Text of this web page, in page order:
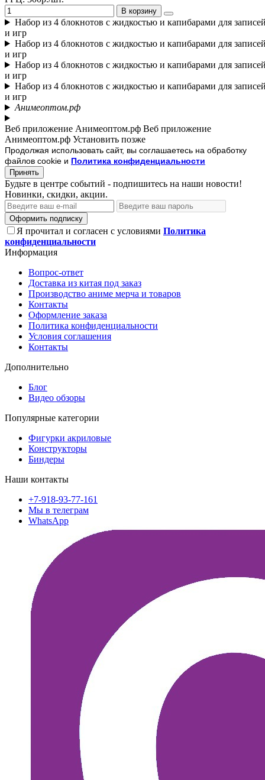
В корзину
Набор из 4 блокнотов с жидкостью и капибарами для
и игр
Набор из 4 блокнотов с жидкостью и капибарами для
и игр
Набор из 4 блокнотов с жидкостью и капибарами для
и игр
Набор из 4 блокнотов с жидкостью и капибарами для
и игр
Анимеоптом.рф
Веб приложение Анимеоптом.рф Веб приложение
Анимеоптом.рф Установить позже
Продолжая использовать сайт, вы соглашаетесь на обработку
файлов cookie и Политика конфиденциальности
Принять
Будьте в центре событий - подпишитесь на наши новости!
Новинки, скидки, акции.
Оформить подписку
Я прочитал и согласен с условиями Политика
конфиденциальности
Информация
Вопрос-ответ
Доставка из китая под заказ
Производство аниме мерча и товаров
Контакты
Оформление заказа
Политика конфиденциальности
Условия соглашения
Контакты
Дополнительно
Блог
Видео обзоры
Популярные категории
Фигурки акриловые
Конструкторы
Биндеры
Наши контакты
+7-918-93-77-161
Мы в телеграм
WhatsApp